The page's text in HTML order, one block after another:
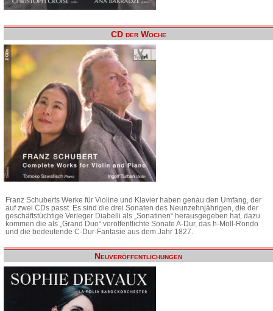
CD der Woche
Franz Schuberts Werke für Violine und Klavier haben genau den Umfang, der
auf zwei CDs passt. Es sind die drei Sonaten des Neunzehnjährigen, die der
geschäftstüchtige Verleger Diabelli als „Sonatinen“ herausgegeben hat, dazu
kommen die als „Grand Duo“ veröffentlichte Sonate A-Dur, das h-Moll-Rondo
und die bedeutende C-Dur-Fantasie aus dem Jahr 1827.
Neuveröffentlichungen